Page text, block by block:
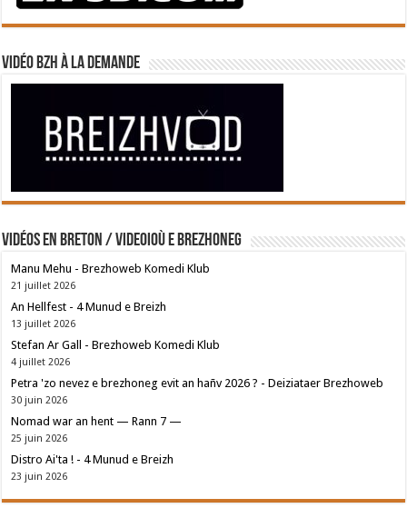
Vidéo BZH à la demande
Vidéos en breton / Videoioù e brezhoneg
Manu Mehu - Brezhoweb Komedi Klub
21 juillet 2026
An Hellfest - 4 Munud e Breizh
13 juillet 2026
Stefan Ar Gall - Brezhoweb Komedi Klub
4 juillet 2026
Petra 'zo nevez e brezhoneg evit an hañv 2026 ? - Deiziataer Brezhoweb
30 juin 2026
Nomad war an hent — Rann 7 —
25 juin 2026
Distro Ai'ta ! - 4 Munud e Breizh
23 juin 2026